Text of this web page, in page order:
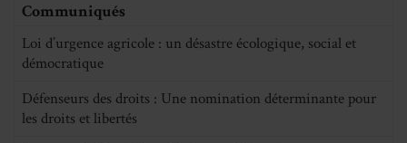
Communiqués
Loi d’urgence agricole : un désastre écologique, social et
démocratique
Défenseurs des droits : Une nomination déterminante pour
les droits et libertés